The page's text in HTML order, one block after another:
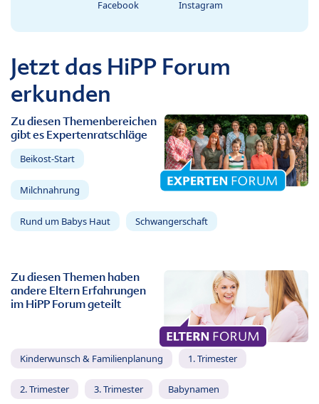
Facebook Instagram
Jetzt das HiPP Forum
erkunden
Zu diesen Themenbereichen
gibt es Expertenratschläge
Beikost-Start
Milchnahrung
Rund um Babys Haut Schwangerschaft
Zu diesen Themen haben
andere Eltern Erfahrungen
im HiPP Forum geteilt
Kinderwunsch & Familienplanung 1. Trimester
2. Trimester 3. Trimester Babynamen